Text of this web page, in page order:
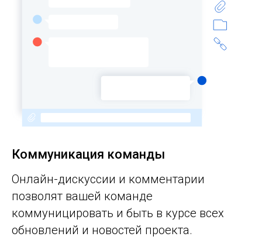
Коммуникация команды
Онлайн-дискуссии и комментарии
позволят вашей команде
коммуницировать и быть в курсе всех
обновлений и новостей проекта.